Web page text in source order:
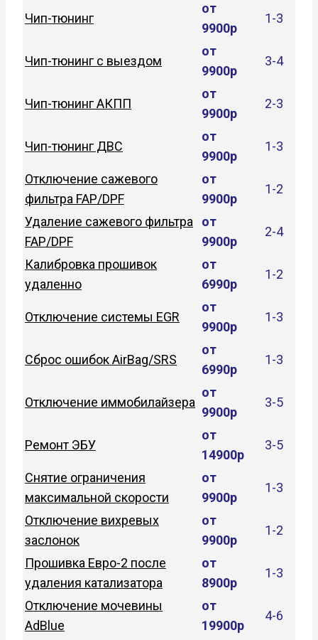
Чип-тюнинг
от
9900р
1-3
Чип-тюнинг с выездом
от
9900р
3-4
Чип-тюнинг АКПП
от
9900р
2-3
Чип-тюнинг ДВС
от
9900р
1-3
Отключение сажевого
фильтра FAP/DPF
от
9900р
1-2
Удаление сажевого фильтра
FAP/DPF
от
9900р
2-4
Калибровка прошивок
удаленно
от
6990р
1-2
Отключение системы EGR
от
9900р
1-3
Сброс ошибок AirBag/SRS
от
6990р
1-3
Отключение иммобилайзера
от
9900р
3-5
Ремонт ЭБУ
от
14900р
3-5
Снятие ограничения
максимальной скорости
от
9900р
1-3
Отключение вихревых
заслонок
от
9900р
1-2
Прошивка Евро-2 после
удаления катализатора
от
8900р
1-3
Отключение мочевины
AdBlue
от
19900р
4-6